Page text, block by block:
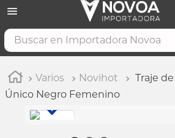
Buscar en Importadora Novoa
Varios Novihot
Traje
Único Negro Femenino